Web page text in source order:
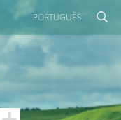
PORTUGUÊS